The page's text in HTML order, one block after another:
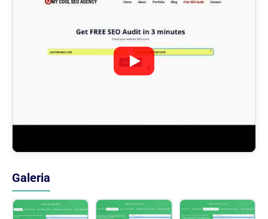
Galeria